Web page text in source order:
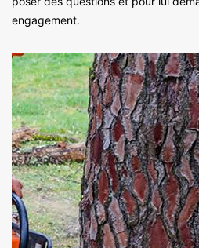
engagement.